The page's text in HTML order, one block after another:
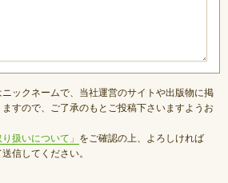
ックネームで、当社運営のサイトや出版物に掲
すので、ご了承のもとご投稿下さいますようお
扱いについて」 をご確認の上、よろしければ
信してください。